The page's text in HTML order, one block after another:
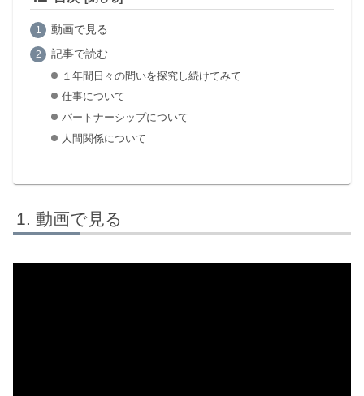
動画で見る
記事で読む
１年間日々の問いを探究し続けてみて
仕事について
パートナーシップについて
人間関係について
動画で見る